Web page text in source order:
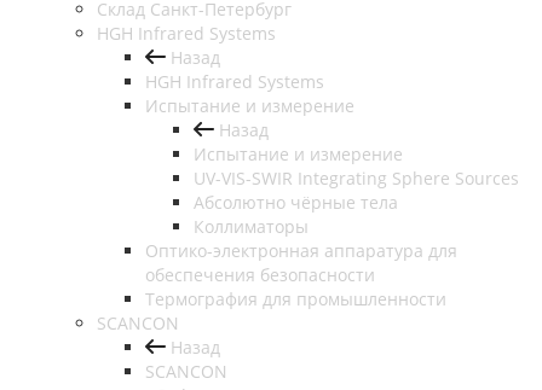
Cклад Санкт-Петербург
HGH Infrared Systems
Назад
HGH Infrared Systems
Испытание и измерение
Назад
Испытание и измерение
UV-VIS-SWIR Integrating Sphere Sources
Абсолютно чёрные тела
Коллиматоры
Оптико-электронная аппаратура для
обеспечения безопасности
Термография для промышленности
SCANCON
Назад
SCANCON